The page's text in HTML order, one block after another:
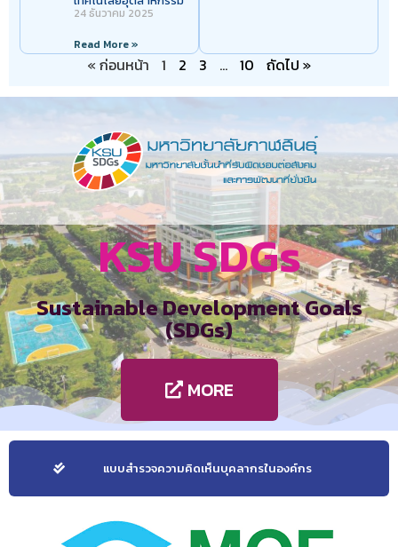
24 ธันวาคม 2025
Read More »
« ก่อนหน้า 1 2 3 … 10 ถัดไป »
KSU SDGs
Sustainable Development Goals
(SDGs)
MORE
แบบสำรวจความคิดเห็นบุคลากรในองค์กร